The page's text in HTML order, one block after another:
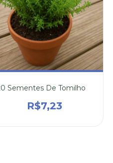
Sementes De Tomilho
R$7,23